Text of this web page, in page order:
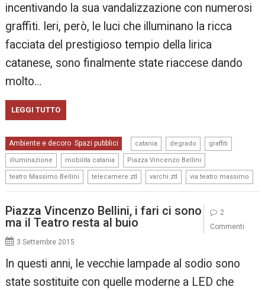
incentivando la sua vandalizzazione con numerosi
graffiti. Ieri, però, le luci che illuminano la ricca
facciata del prestigioso tempio della lirica
catanese, sono finalmente state riaccese dando
molto…
LEGGI TUTTO
Ambiente e decoro,Spazi pubblici catania degrado graffiti
illuminazione mobilita catania Piazza Vincenzo Bellini
teatro Massimo Bellini telecamere ztl varchi ztl via teatro massimo
Piazza Vincenzo Bellini, i fari ci sono
ma il Teatro resta al buio
3 Settembre 2015
In questi anni, le vecchie lampade al sodio sono
state sostituite con quelle moderne a LED che
2
Commenti